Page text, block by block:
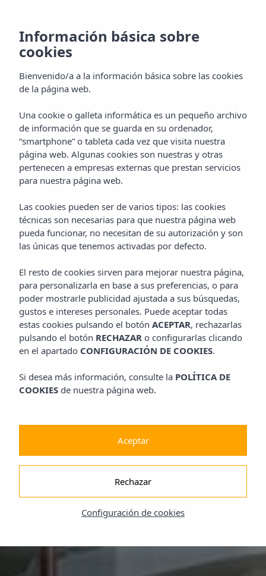
Información básica sobre
cookies
Bienvenido/a a la información básica sobre las cookies
de la página web.
Una cookie o galleta informática es un pequeño archivo
de información que se guarda en su ordenador,
“smartphone” o tableta cada vez que visita nuestra
página web. Algunas cookies son nuestras y otras
pertenecen a empresas externas que prestan servicios
para nuestra página web.
Las cookies pueden ser de varios tipos: las cookies
técnicas son necesarias para que nuestra página web
pueda funcionar, no necesitan de su autorización y son
las únicas que tenemos activadas por defecto.
El resto de cookies sirven para mejorar nuestra página,
para personalizarla en base a sus preferencias, o para
poder mostrarle publicidad ajustada a sus búsquedas,
gustos e intereses personales. Puede aceptar todas
estas cookies pulsando el botón ACEPTAR, rechazarlas
pulsando el botón RECHAZAR o configurarlas clicando
en el apartado CONFIGURACIÓN DE COOKIES.
Si desea más información, consulte la POLÍTICA DE
COOKIES de nuestra página web.
Configuración de cookies
Rechazar
Aceptar